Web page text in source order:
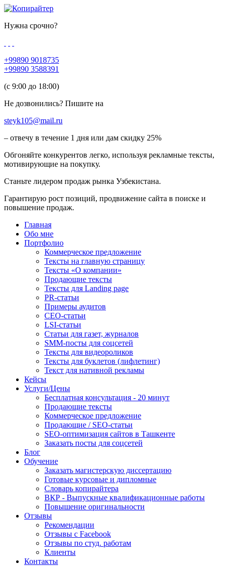
Нужна срочно?
+99890 9018735
+99890 3588391
(c 9:00 до 18:00)
Не дозвонились? Пишите на
steyk105@mail.ru
– отвечу в течение 1 дня или дам скидку 25%
Обгоняйте конкурентов легко, используя рекламные тексты,
мотивирующие на покупку.
Станьте лидером продаж рынка Узбекистана.
Гарантирую рост позиций, продвижение сайта в поиске и
повышение продаж.
Главная
Обо мне
Портфолио
Коммерческое предложение
Тексты на главную страницу
Тексты «О компании»
Продающие тексты
Тексты для Landing page
PR-статьи
Примеры аудитов
СЕО-статьи
LSI-статьи
Статьи для газет, журналов
SMM-посты для соцсетей
Тексты для видеороликов
Тексты для буклетов (лифлетинг)
Текст для нативной рекламы
Кейсы
Услуги/Цены
Бесплатная консультация - 20 минут
Продающие тексты
Коммерческое предложение
Продающие / SEO-статьи
SEO-оптимизация сайтов в Ташкенте
Заказать посты для соцсетей
Блог
Обучение
Заказать магистерскую диссертацию
Готовые курсовые и дипломные
Словарь копирайтера
ВКР - Выпускные квалификационные работы
Повышение оригинальности
Отзывы
Рекомендации
Отзывы с Facebook
Отзывы по студ. работам
Клиенты
Контакты